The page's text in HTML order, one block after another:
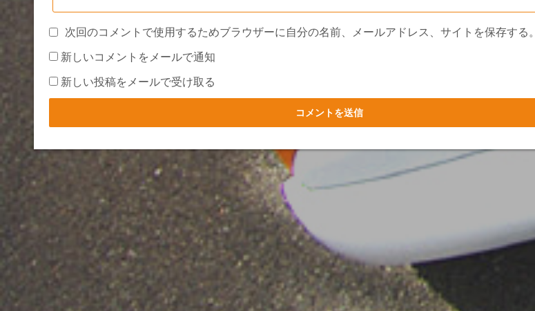
次回のコメントで使用するためブラウザーに自分の名前、メールアドレス、サイトを保存する。
新しいコメントをメールで通知
新しい投稿をメールで受け取る